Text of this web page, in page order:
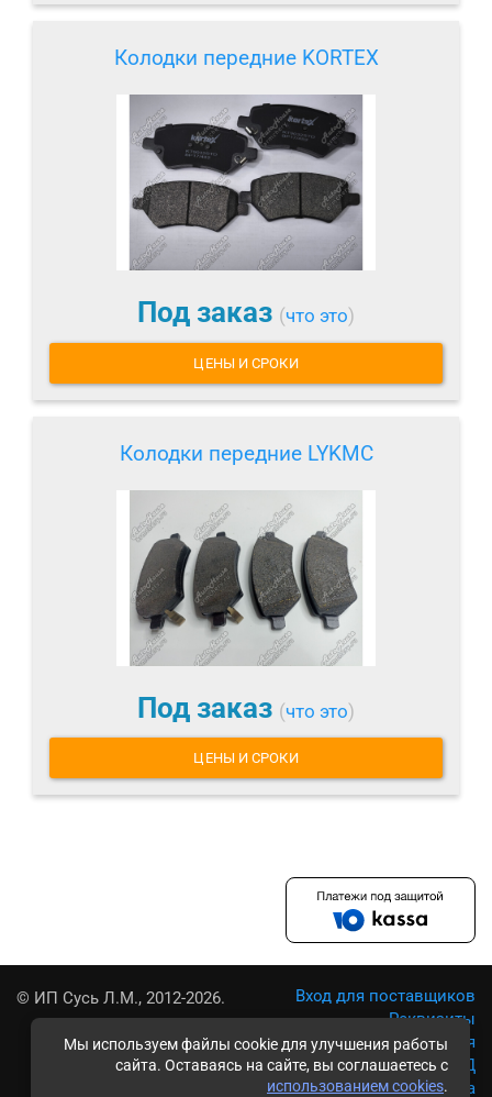
Мы используем файлы cookie для улучшения работы
сайта. Оставаясь на сайте, вы соглашаетесь с
использованием cookies.
Колодки передние KORTEX
Под заказ (что это)
ЦЕНЫ И СРОКИ
Колодки передние LYKMC
Под заказ (что это)
ЦЕНЫ И СРОКИ
© ИП Сусь Л.М., 2012-2026.
Вход для поставщиков
Реквизиты
Условия использования
Политика обработки ПД
Карта сайта